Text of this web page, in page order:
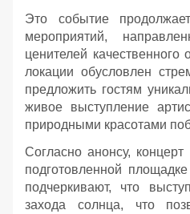
Это событие
мероприятий,
ценителей
локации обусловлен
предложить гостям
живое выступление
природными красотами
Согласно анонсу,
подготовленной
подчеркивают, что
захода солнца, что